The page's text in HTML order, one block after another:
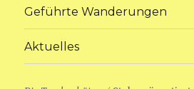
Geführte Wanderungen
Aktuelles